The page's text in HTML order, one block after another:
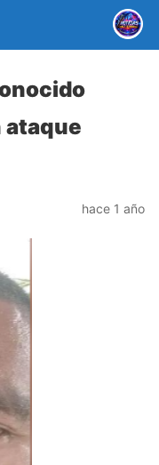
ataque
hace 1 año